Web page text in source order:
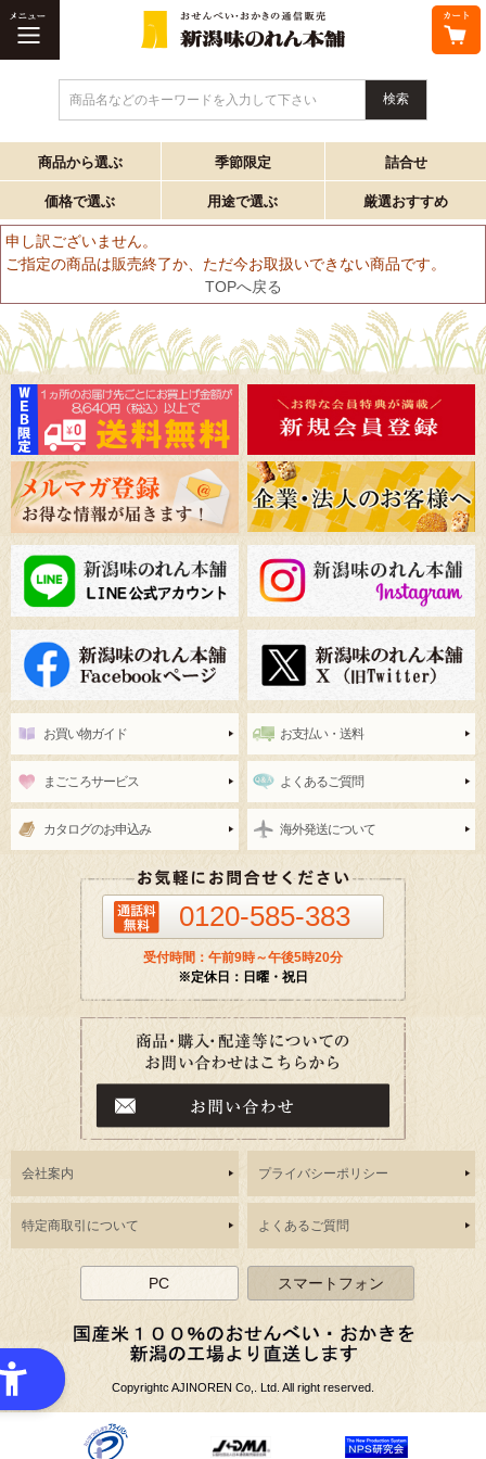
商品名などのキーワードを入力して下さい
商品から選ぶ 季節限定 詰合せ
価格で選ぶ 用途で選ぶ 厳選おすすめ
申し訳ございません。
ご指定の商品は販売終了か、ただ今お取扱いできない商品です。
TOPへ戻る
お買い物ガイド お支払い・送料
まごころサービス よくあるご質問
カタログのお申込み 海外発送について
0120-585-383
受付時間：午前9時～午後5時20分
※定休日：日曜・祝日
会社案内 プライバシーポリシー
特定商取引について よくあるご質問
PC スマートフォン
Copyrightc AJINOREN Co,. Ltd. All right reserved.